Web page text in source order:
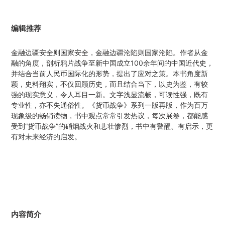
的
物
车
编辑推荐
金融边疆安全则国家安全，金融边疆沦陷则国家沦陷。作者从金
融的角度，剖析鸦片战争至新中国成立100余年间的中国近代史，
并结合当前人民币国际化的形势，提出了应对之策。本书角度新
颖，史料翔实，不仅回顾历史，而且结合当下，以史为鉴，有较
强的现实意义，令人耳目一新。文字浅显流畅，可读性强，既有
专业性，亦不失通俗性。《货币战争》系列一版再版，作为百万
现象级的畅销读物，书中观点常常引发热议，每次展卷，都能感
受到“货币战争”的硝烟战火和悲壮惨烈，书中有警醒、有启示，更
有对未来经济的启发。
内容简介